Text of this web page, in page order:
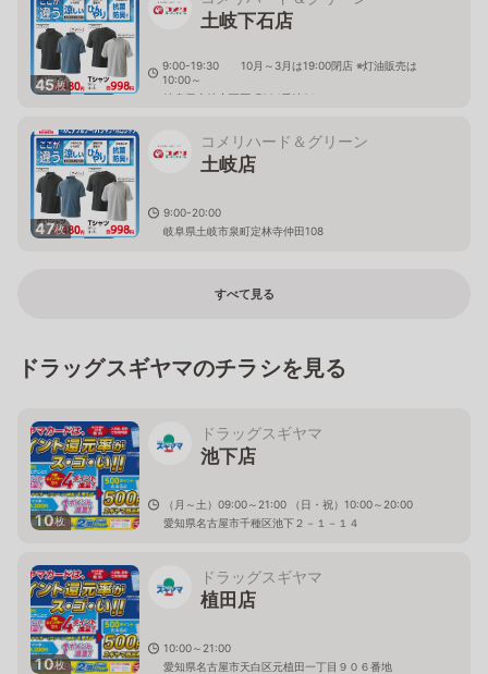
45枚
土岐下石店
9:00-19:30 10月～3月は19:00閉店 ※灯油販売は
10:00～
岐阜県土岐市下石町304番地81
47枚
コメリハード＆グリーン
土岐店
9:00-20:00
岐阜県土岐市泉町定林寺仲田108
すべて見る
ドラッグスギヤマのチラシを見る
10枚
ドラッグスギヤマ
池下店
（月～土）09:00～21:00 （日・祝）10:00～20:00
愛知県名古屋市千種区池下２－１－１４
10枚
ドラッグスギヤマ
植田店
10:00～21:00
愛知県名古屋市天白区元植田一丁目９０６番地